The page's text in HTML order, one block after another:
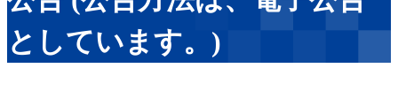
としています。)